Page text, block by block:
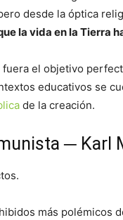
desde la óptica
la vida en la Tierra
el objetivo
educativos se
de la creación.
─ Karl
más polémicos